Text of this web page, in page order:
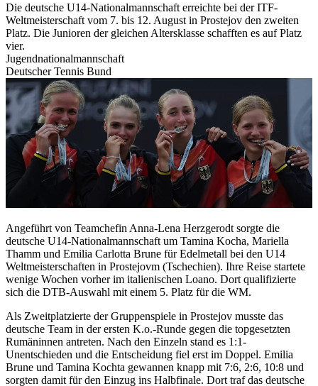
Die deutsche U14-Nationalmannschaft erreichte bei der ITF-
Weltmeisterschaft vom 7. bis 12. August in Prostejov den zweiten
Platz. Die Junioren der gleichen Altersklasse schafften es auf Platz
vier.
Jugendnationalmannschaft
Deutscher Tennis Bund
Angeführt von Teamchefin Anna-Lena Herzgerodt sorgte die
deutsche U14-Nationalmannschaft um Tamina Kocha, Mariella
Thamm und Emilia Carlotta Brune für Edelmetall bei den U14
Weltmeisterschaften in Prostejovm (Tschechien). Ihre Reise startete
wenige Wochen vorher im italienischen Loano. Dort qualifizierte
sich die DTB-Auswahl mit einem 5. Platz für die WM.
Als Zweitplatzierte der Gruppenspiele in Prostejov musste das
deutsche Team in der ersten K.o.-Runde gegen die topgesetzten
Rumäninnen antreten. Nach den Einzeln stand es 1:1-
Unentschieden und die Entscheidung fiel erst im Doppel. Emilia
Brune und Tamina Kochta gewannen knapp mit 7:6, 2:6, 10:8 und
sorgten damit für den Einzug ins Halbfinale. Dort traf das deutsche